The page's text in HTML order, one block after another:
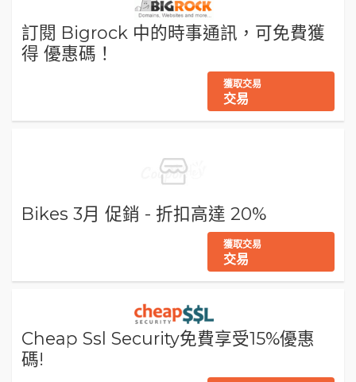
訂閱 Bigrock 中的時事通訊，可免費獲
得 優惠碼！
獲取交易
交易
Bikes 3月 促銷 - 折扣高達 20%
獲取交易
交易
Cheap Ssl Security免費享受15%優惠
碼!